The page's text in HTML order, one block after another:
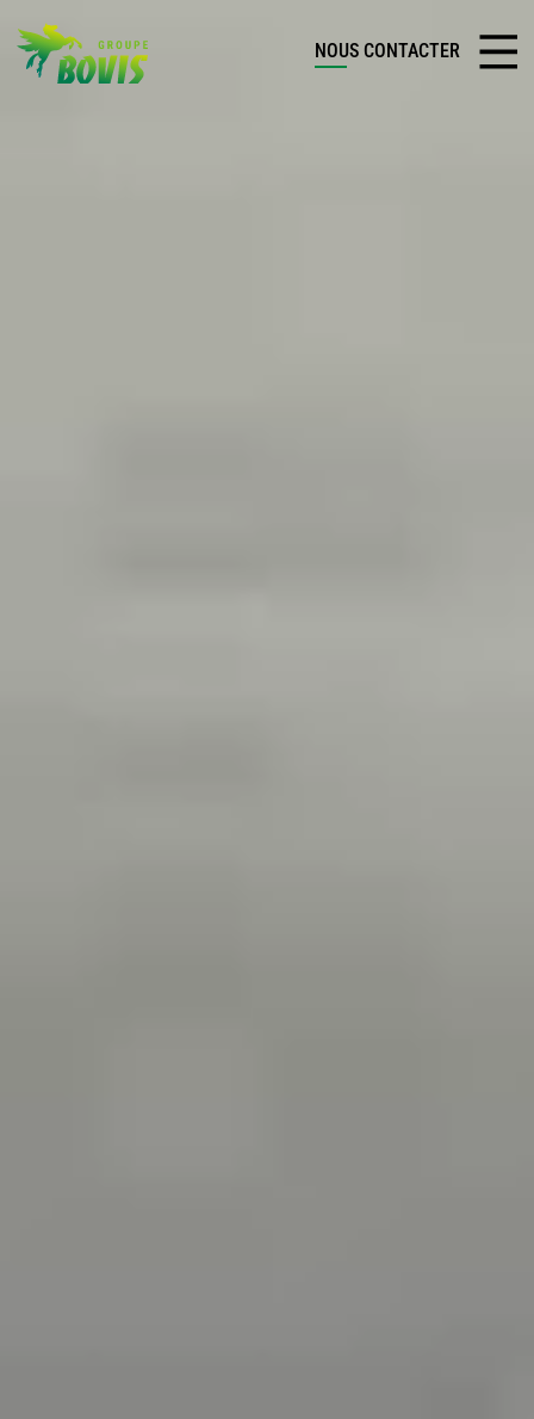
NOUS CONTACTER